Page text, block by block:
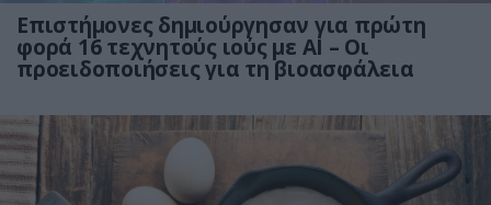
Επιστήμονες δημιούργησαν για πρώτη
φορά 16 τεχνητούς ιούς με AI – Οι
προειδοποιήσεις για τη βιοασφάλεια